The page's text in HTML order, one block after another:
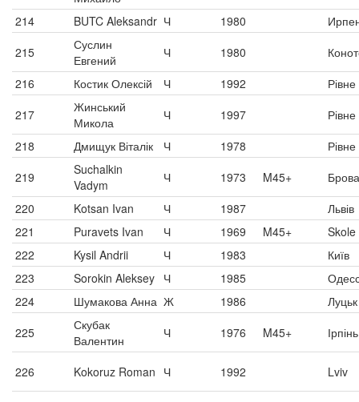
214
BUTC Aleksandr Ч 1980
215
Суслин
Евгений
Ч 1980
216
Костик Олексій Ч 1992
Рівне
217
Жинський
Микола
Ч 1997
Рівне
218
Дмищук Віталік Ч 1978
Рівне
219
Suchalkin
Vadym
Ч 1973 M45+
220
Kotsan Ivan Ч 1987
Львів
221
Puravets Ivan Ч 1969 M45+
Skole
222
Kysil Andrii Ч 1983
Київ
223
Sorokin Aleksey Ч 1985
224
Шумакова Анна Ж 1986
Луцьк
225
Скубак
Валентин
Ч 1976 M45+ Ірпінь
226 Kokoruz Roman Ч 1992 Lviv